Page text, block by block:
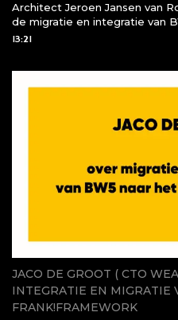
Architect Jeroen Jansen van
de migratie en integratie van
Frank!Framework
13:21
JACO DE GROOT ( CTO
INTEGRATIE EN MIGRATIE
FRANK!FRAMEWORK